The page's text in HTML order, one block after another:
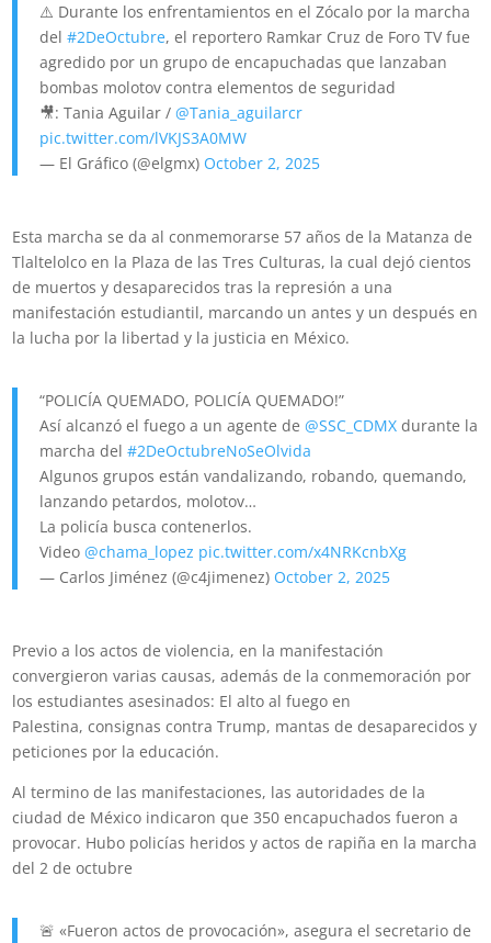
⚠️ Durante los enfrentamientos en el Zócalo por la marcha
del#2DeOctubre, el reportero Ramkar Cruz de Foro TV fue
agredido por un grupo de encapuchadas que lanzaban
bombas molotov contra elementos de seguridad
🎥: Tania Aguilar /@Tania_aguilarcr
pic.twitter.com/lVKJS3A0MW
— El Gráfico (@elgmx) October 2, 2025
Esta marcha se da al conmemorarse 57 años de la Matanza de
Tlaltelolco en la Plaza de las Tres Culturas, la cual dejó cientos
de muertos y desaparecidos tras la represión a una
manifestación estudiantil, marcando un antes y un después en
la lucha por la libertad y la justicia en México.
“POLICÍA QUEMADO, POLICÍA QUEMADO!”
Así alcanzó el fuego a un agente de@SSC_CDMX durante la
marcha del#2DeOctubreNoSeOlvida
Algunos grupos están vandalizando, robando, quemando,
lanzando petardos, molotov…
La policía busca contenerlos.
Video@chama_lopez pic.twitter.com/x4NRKcnbXg
— Carlos Jiménez (@c4jimenez) October 2, 2025
Previo a los actos de violencia, en la manifestación
convergieron varias causas, además de la conmemoración por
los estudiantes asesinados: El alto al fuego en
Palestina, consignas contra Trump, mantas de desaparecidos y
peticiones por la educación.
Al termino de las manifestaciones, las autoridades de la
ciudad de México indicaronque 350 encapuchados fueron a
provocar. Hubo policías heridos y actos de rapiña en la marcha
del 2 de octubre
🚨 «Fueron actos de provocación», asegura el secretario de